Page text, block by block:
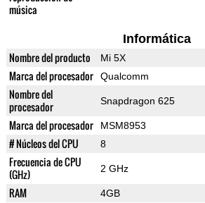
música
Informática
Nombre del producto Mi 5X
Marca del procesador Qualcomm
Nombre del
procesador
Snapdragon 625
Marca del procesador MSM8953
# Núcleos del CPU 8
Frecuencia de CPU
(GHz)
2 GHz
RAM 4GB